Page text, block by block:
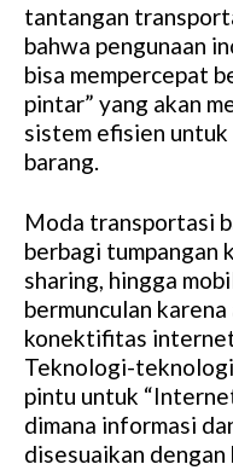
tantangan
bahwa pengunaan
bisa mempercepat
pintar” yang akan
sistem efisien untuk
barang.
Moda transportasi
berbagi tumpangan
sharing, hingga
bermunculan
konektifitas
Teknologi-
pintu untuk
dimana informasi
disesuaikan